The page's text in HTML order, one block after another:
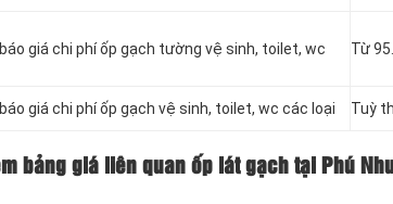
giá chi phí ốp gạch tường vệ sinh, toilet, wc Từ
giá chi phí ốp gạch vệ sinh, toilet, wc các loại Tuỳ
bảng giá liên quan ốp lát gạch tại Phú